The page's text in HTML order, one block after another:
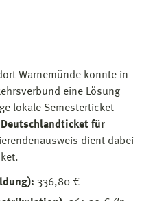
Warnemünde konnte in
eine Lösung
lokale Semesterticket
Deutschlandticket für
dient dabei
336,80 €